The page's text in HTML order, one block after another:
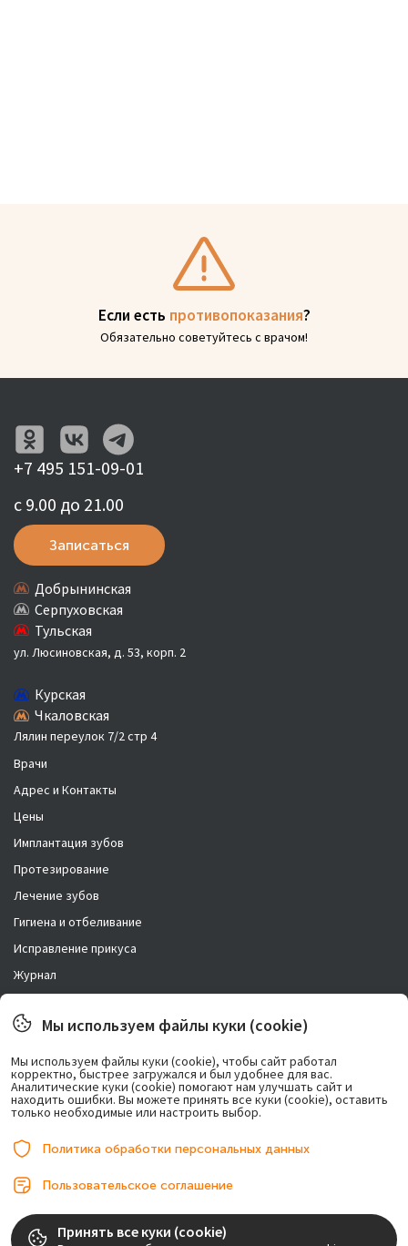
Если есть противопоказания?
Обязательно советуйтесь с врачом!
Врачи
Адрес и Контакты
Цены
Имплантация зубов
Протезирование
Лечение зубов
Гигиена и отбеливание
Исправление прикуса
Журнал
Правовая информация
Возможно лечение в рассрочку.
+7 495 151-09-01
с 9.00 до 21.00
Записаться
Добрынинская
Серпуховская
Тульская
ул. Люсиновская, д. 53, корп. 2
Курская
Чкаловская
Лялин переулок 7/2 стр 4
© 2017-2026, ООО «Центр имплантации». Любое использование либо
копирование материалов или подборки материалов сайта, элементов
Мы используем файлы куки (cookie)
Мы используем файлы куки (cookie), чтобы сайт работал
корректно, быстрее загружался и был удобнее для вас.
Аналитические куки (cookie) помогают нам улучшать сайт и
находить ошибки. Вы можете принять все куки (cookie), оставить
только необходимые или настроить выбор.
Политика обработки персональных данных
Пользовательское соглашение
Принять все куки (cookie)